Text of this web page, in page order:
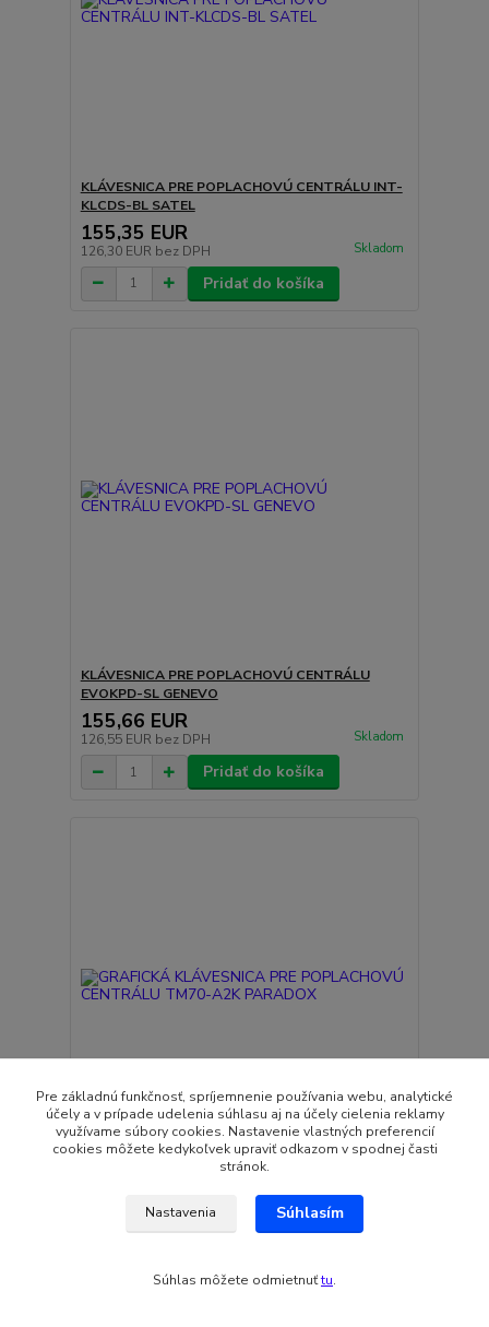
KLÁVESNICA PRE POPLACHOVÚ CENTRÁLU INT-
KLCDS-BL SATEL
155,35 EUR
126,30 EUR bez DPH Skladom
Pridať do košíka
KLÁVESNICA PRE POPLACHOVÚ CENTRÁLU
EVOKPD-SL GENEVO
155,66 EUR
126,55 EUR bez DPH Skladom
Pridať do košíka
GRAFICKÁ KLÁVESNICA PRE POPLACHOVÚ
157,53 EUR
Pre základnú funkčnosť, spríjemnenie používania webu, analytické
účely a v prípade udelenia súhlasu aj na účely cielenia reklamy
využívame súbory cookies. Nastavenie vlastných preferencií
cookies môžete kedykoľvek upraviť odkazom v spodnej časti
stránok.
Nastavenia Súhlasím
Súhlas môžete odmietnuťtu.